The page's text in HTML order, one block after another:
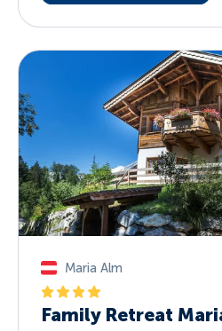
Maria Alm
Family Retreat